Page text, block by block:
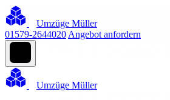
Umzüge Müller
01579-2644020 Angebot anfordern
Umzüge Müller